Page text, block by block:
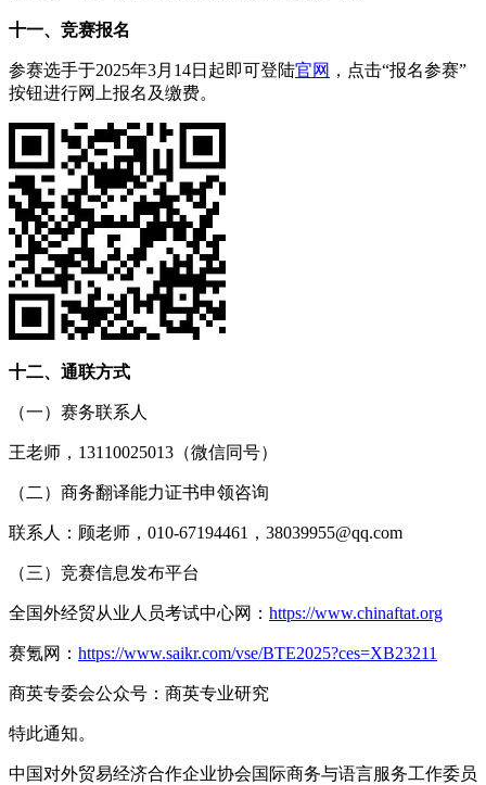
十一、竞赛报名
参赛选手于2025年3月14日起即可登陆官网 ，点击“报名参赛”
按钮进行网上报名及缴费。
十二、通联方式
（一）赛务联系人
王老师，13110025013（微信同号）
（二）商务翻译能力证书申领咨询
联系人：顾老师，010-67194461，38039955@qq.com
（三）竞赛信息发布平台
全国外经贸从业人员考试中心网： https://www.chinaftat.org
赛氪网： https://www.saikr.com/vse/BTE2025?ces=XB23211
商英专委会公众号：商英专业研究
特此通知。
中国对外贸易经济合作企业协会国际商务与语言服务工作委员